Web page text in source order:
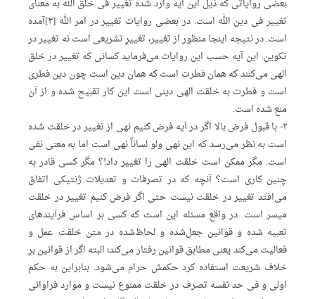
بعضی روایاتی که ذیل این آیه وارد شده تغییر فی خلق الله به معنای
تغییر فی دین الله است. در بعضی روایات تغییر در امر الله [۳]آمده
است. در نتیجه اینجا منظور از تغییر، تغییرِ تشریعی است نه تغییر در
تکوین. این آیه حسب این روایات می‌فرماید کسانی که تغییر در خلق
الهی می‌کنند که همان فطرت است که همان دین است چون دین فطری
است و فطرت به خلقت الهی دینی است این کار تقبیح شده و از آن
منع شده است.
۲- با قبول فرض بالا اگر در آیه فرض کنیم نهی از تغییر در خلقت شده
است به نظر می‌رسد که این نهی ولو لساناً نهی است اما به معنی نفی
است. مگر ممکن است خلقت الهی را تغییر داد!؟ مگر کسی قادر به
چنین کاری است؟ آنچه که در تصرفات و تعدیلات ژنتیکی اتفاق
می‌افتد تغییر در خلقت نیست حتی اگر فرض کنیم تغییر در خلقت
میسر است. در واقع مسئله این است که کسی بر اساس فرآیندهای
تعبیه شده و قوانین جعل‌شده و لحاظ‌شده در متن خلقت عمل و
فعالیت می‌کند یعنی مطابق قوانین رفتار می‌کند؛ البته اگر از قوانین بر
خلاف شریعت استفاده کرد حکمش حرام می‌شود. بنابراین به حکم
اولی و فی حد نفسه تصرف در خلقت ممنوع نیست و موارد فراوانی